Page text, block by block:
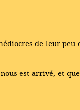
de leur peu
est arrivé, et que